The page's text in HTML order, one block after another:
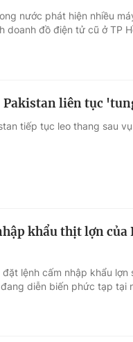
trường
Du lịch
lượng cuộc sống
nước phát hiện nhiều
doanh đồ điện tử cũ ở TP
liên tục
tiếp tục leo thang sau
khẩu thịt lợn
lệnh cấm nhập khẩu
diễn biến phức tạp tại